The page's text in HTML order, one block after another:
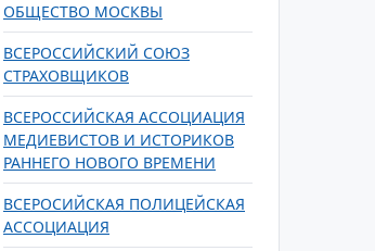
ОБЩЕСТВО МОСКВЫ
ВСЕРОССИЙСКИЙ СОЮЗ
СТРАХОВЩИКОВ
ВСЕРОССИЙСКАЯ АССОЦИАЦИЯ
МЕДИЕВИСТОВ И ИСТОРИКОВ
РАННЕГО НОВОГО ВРЕМЕНИ
ВСЕРОСИЙСКАЯ ПОЛИЦЕЙСКАЯ
АССОЦИАЦИЯ